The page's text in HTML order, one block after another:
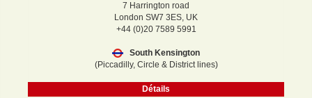
7 Harrington road
London SW7 3ES, UK
+44 (0)20 7589 5991
South Kensington
(Piccadilly, Circle & District lines)
Détails